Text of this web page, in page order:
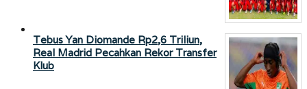
Tebus Yan Diomande Rp2,6 Triliun,
Real Madrid Pecahkan Rekor Transfer
Klub